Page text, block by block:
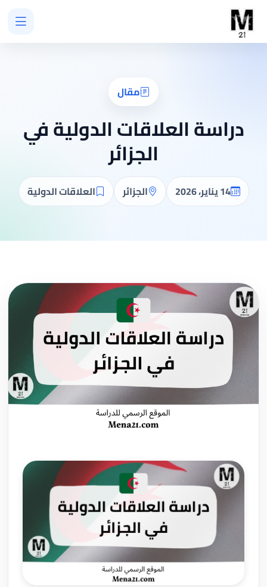
مقال
دراسة العلاقات الدولية في
الجزائر
14 يناير، 2026 الجزائر العلاقات الدولية